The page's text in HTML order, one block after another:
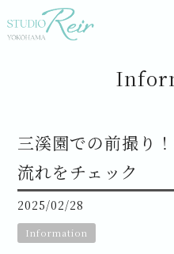
三溪園での前撮り
流れをチェック
2025/02/28
Information